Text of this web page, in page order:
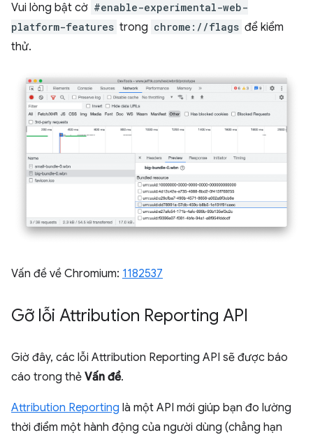
Vui lòng bật cờ #enable-experimental-web-
platform-features trong chrome://flags để kiểm
thử.
Vấn đề về Chromium: 1182537
Gỡ lỗi Attribution Reporting API
Giờ đây, các lỗi Attribution Reporting API sẽ được báo
cáo trong thẻ Vấn đề.
Attribution Reporting là một API mới giúp bạn đo lường
thời điểm một hành động của người dùng (chẳng hạn